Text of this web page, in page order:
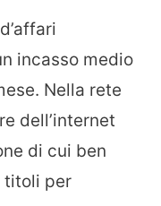
incasso medio
Nella rete
dell’internet
di cui ben
titoli per